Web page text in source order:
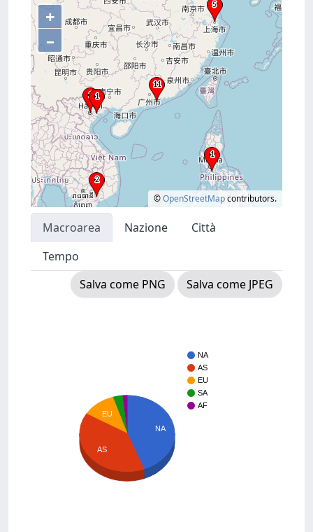
+
–
©OpenStreetMapcontributors.
Macroarea Nazione
Città
Tempo
Salva come PNG
Salva come JPEG
NA
AS
EU
SA
AF
NA
EU
AS